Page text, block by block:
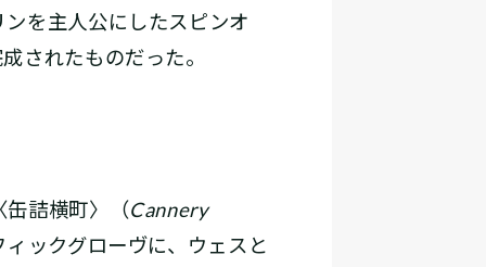
を主人公にしたスピンオ
されたものだった。
詰横町〉（Cannery
ックグローヴに、ウェスと